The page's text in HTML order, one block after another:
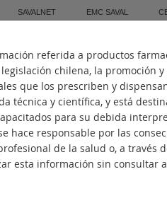
SAVALNET EMC SAVAL
Inicio
referida a productos
chilena, la promoción
que los prescriben y
técnica y científica, y está
para su debida
hace responsable por las
de la salud o, a través
esta información sin consultar